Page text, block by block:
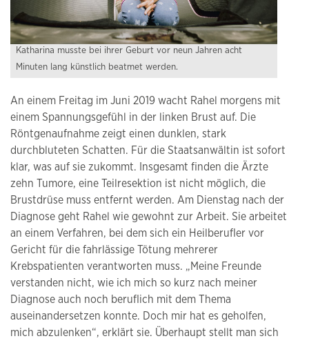
Katharina musste bei ihrer Geburt vor neun Jahren acht
Minuten lang künstlich beatmet werden.
An einem Freitag im Juni 2019 wacht Rahel morgens mit
einem Spannungsgefühl in der linken Brust auf. Die
Röntgenaufnahme zeigt einen dunklen, stark
durchbluteten Schatten. Für die Staatsanwältin ist sofort
klar, was auf sie zukommt. Insgesamt finden die Ärzte
zehn Tumore, eine Teilresektion ist nicht möglich, die
Brustdrüse muss entfernt werden. Am Dienstag nach der
Diagnose geht Rahel wie gewohnt zur Arbeit. Sie arbeitet
an einem Verfahren, bei dem sich ein Heilberufler vor
Gericht für die fahrlässige Tötung mehrerer
Krebspatienten verantworten muss. „Meine Freunde
verstanden nicht, wie ich mich so kurz nach meiner
Diagnose auch noch beruflich mit dem Thema
auseinandersetzen konnte. Doch mir hat es geholfen,
mich abzulenken“, erklärt sie. Überhaupt stellt man sich